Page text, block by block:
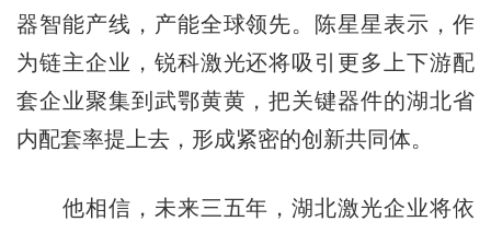
器智能产线，产能全球领先。陈星星表示，作
为链主企业，锐科激光还将吸引更多上下游配
套企业聚集到武鄂黄黄，把关键器件的湖北省
内配套率提上去，形成紧密的创新共同体。
他相信，未来三五年，湖北激光企业将依